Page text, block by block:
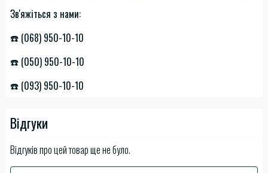
Зв'яжіться з нами:
☎️ (068) 950-10-10
☎️ (050) 950-10-10
☎️ (093) 950-10-10
Відгуки
Відгуків про цей товар ще не було.